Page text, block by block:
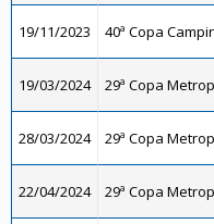
19/11/2023 40ª Copa
19/03/2024 29ª Copa
28/03/2024 29ª Copa
22/04/2024 29ª Copa